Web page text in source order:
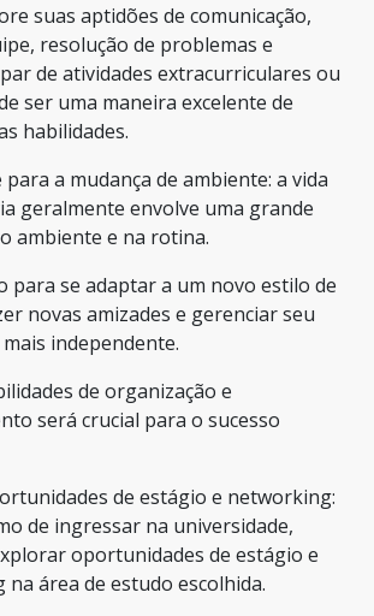
suas aptidões de comunicação,
resolução de problemas e
de atividades extracurriculares ou
ser uma maneira excelente de
habilidades.
a mudança de ambiente: a vida
geralmente envolve uma grande
ambiente e na rotina.
para se adaptar a um novo estilo de
novas amizades e gerenciar seu
independente.
de organização e
será crucial para o sucesso
de estágio e networking:
de ingressar na universidade,
oportunidades de estágio e
área de estudo escolhida.